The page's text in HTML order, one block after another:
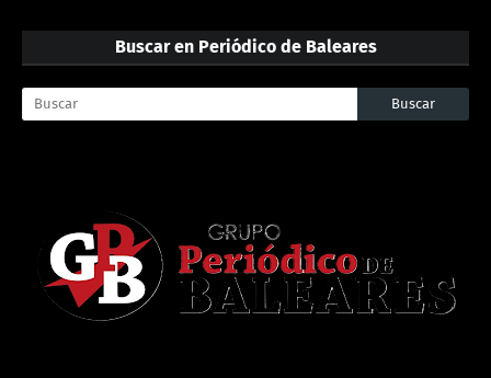
Buscar en Periódico de Baleares